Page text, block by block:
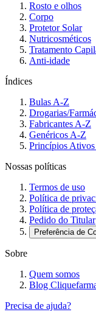
Rosto e olhos
Corpo
Protetor Solar
Nutricosméticos
Tratamento
Anti-idade
Índices
Bulas A-Z
Drogarias/
Fabricantes A-Z
Genéricos A-Z
Princípios
Nossas políticas
Termos de uso
Política de
Política de
Pedido do Titular
Preferência de
Sobre
Quem somos
Blog
Precisa de ajuda?